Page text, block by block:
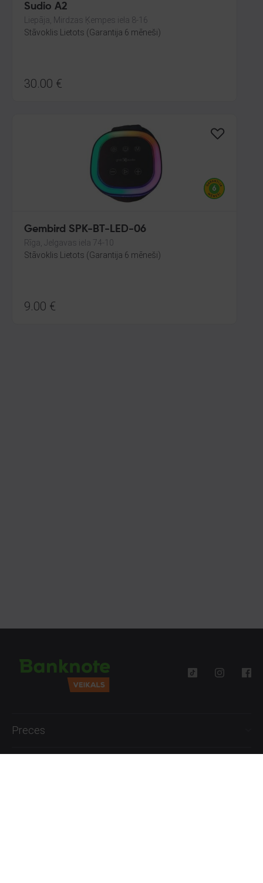
Sudio A2
Liepāja, Mirdzas Ķempes iela 8-16
Stāvoklis Lietots (Garantija 6 mēneši)
30.00 €
Gembird SPK-BT-LED-06
Rīga, Jelgavas iela 74-10
Stāvoklis Lietots (Garantija 6 mēneši)
9.00 €
Preces